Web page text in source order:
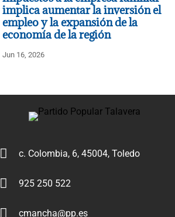
implica aumentar la inversión el
empleo y la expansión de la
economía de la región
Jun 16, 2026
 c. Colombia, 6, 45004, Toledo
 925 250 522
 cmancha@pp.es